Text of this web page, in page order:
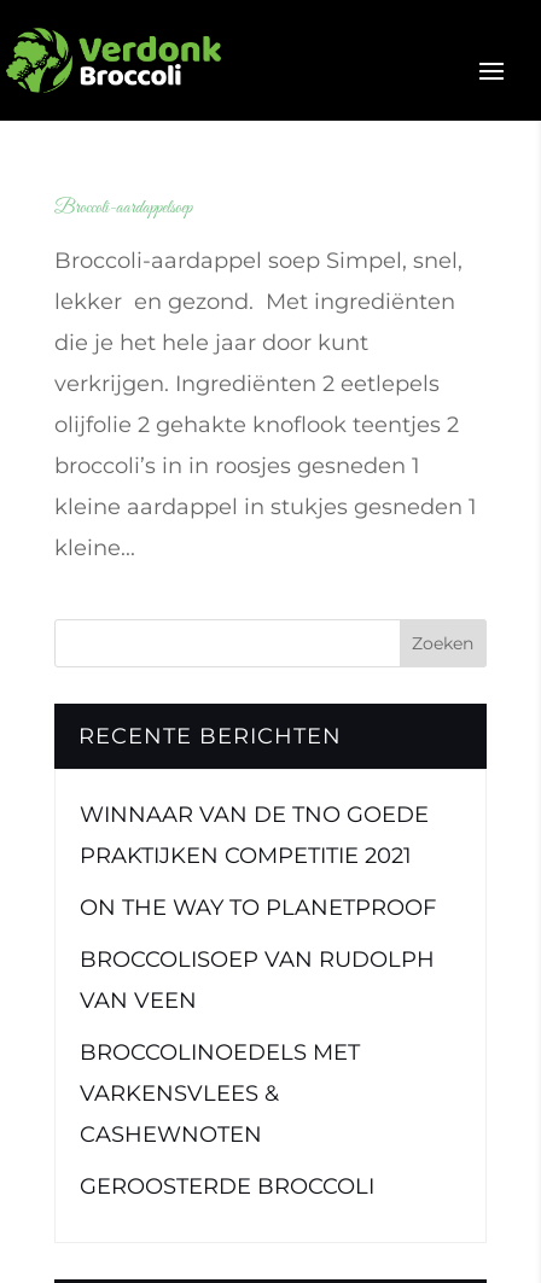
Broccoli-aardappelsoep
Broccoli-aardappel soep Simpel, snel,
lekker en gezond. Met ingrediënten
die je het hele jaar door kunt
verkrijgen. Ingrediënten 2 eetlepels
olijfolie 2 gehakte knoflook teentjes 2
broccoli’s in in roosjes gesneden 1
kleine aardappel in stukjes gesneden 1
kleine...
RECENTE BERICHTEN
WINNAAR VAN DE TNO GOEDE
PRAKTIJKEN COMPETITIE 2021
ON THE WAY TO PLANETPROOF
BROCCOLISOEP VAN RUDOLPH
VAN VEEN
BROCCOLINOEDELS MET
VARKENSVLEES &
CASHEWNOTEN
GEROOSTERDE BROCCOLI